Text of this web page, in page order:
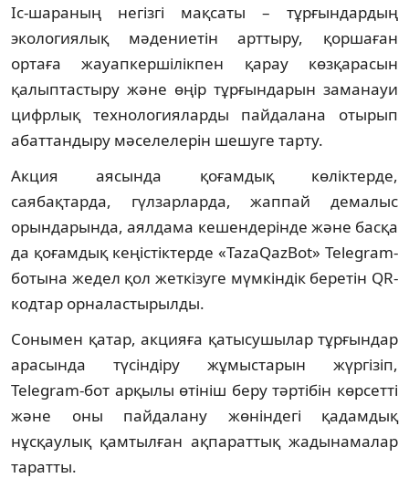
Іс-шараның негізгі мақсаты – тұрғындардың
экологиялық мәдениетін арттыру, қоршаған
ортаға жауапкершілікпен қарау көзқарасын
қалыптастыру және өңір тұрғындарын заманауи
цифрлық технологияларды пайдалана отырып
абаттандыру мәселелерін шешуге тарту.
Акция аясында қоғамдық көліктерде,
саябақтарда, гүлзарларда, жаппай демалыс
орындарында, аялдама кешендерінде және басқа
да қоғамдық кеңістіктерде «TazaQazBot» Telegram-
ботына жедел қол жеткізуге мүмкіндік беретін QR-
кодтар орналастырылды.
Сонымен қатар, акцияға қатысушылар тұрғындар
арасында түсіндіру жұмыстарын жүргізіп,
Telegram-бот арқылы өтініш беру тәртібін көрсетті
және оны пайдалану жөніндегі қадамдық
нұсқаулық қамтылған ақпараттық жадынамалар
таратты.